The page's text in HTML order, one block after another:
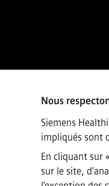
Nous
Siemens
impliqués sont
En cliquant sur
sur le site,
Connect